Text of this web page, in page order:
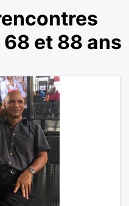
et 88 ans